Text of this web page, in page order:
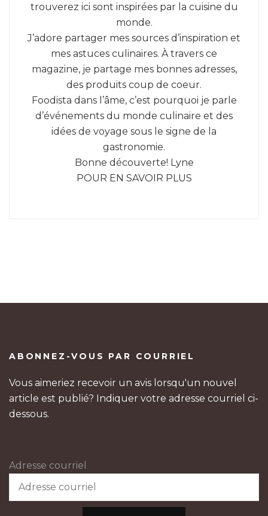
trouverez ici sont inspirées par la cuisine du
monde.
J’adore partager mes sources d’inspiration et
mes astuces culinaires. À travers ce
magazine, je partage mes bonnes adresses,
des produits coup de coeur.
Foodista dans l’âme, c’est pourquoi je parle
d’événements du monde culinaire et des
idées de voyage sous le signe de la
gastronomie.
Bonne découverte! Lyne
POUR EN SAVOIR PLUS
ABONNEZ-VOUS PAR COURRIEL
Vous aimeriez recevoir un avis lorsqu'un nouvel
article est publié? Indiquer votre adresse courriel ci-
dessous.
Adresse courriel